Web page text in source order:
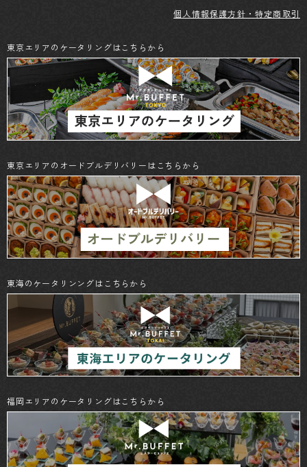
個人情報保護方針・特定商取引
東京エリアのケータリングはこちらから
東京エリアのオードブルデリバリーはこちらから
東海のケータリンングはこちらから
福岡エリアのケータリングはこちらから